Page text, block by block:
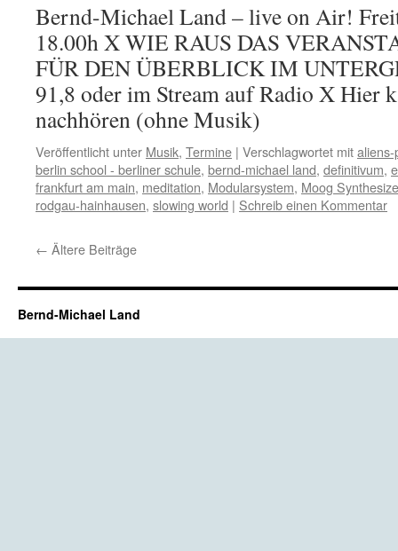
Bernd-Michael Land – live on Air!
18.00h X WIE RAUS DAS
FÜR DEN ÜBERBLICK IM
91,8 oder im Stream auf Radio X Hier
nachhören (ohne Musik)
Veröffentlicht unter Musik, Termine | Verschlagwortet mit
berlin school - berliner schule, bernd-michael land, definitivum,
frankfurt am main, meditation, Modularsystem, Moog
rodgau-hainhausen, slowing world | Schreib einen Kommentar
← Ältere Beiträge
Bernd-Michael Land